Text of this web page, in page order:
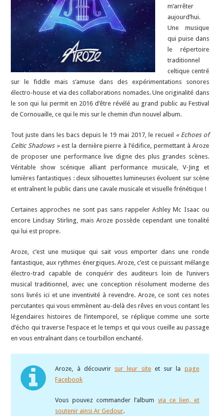
m’arrêter
aujourd’hui.
Une musique
qui puise dans
le répertoire
traditionnel
celtique centré
sur le fiddle mais s’amuse dans des expérimentations sonores
électro-house et via des collaborations nomades. Une originalité dans
le son qui lui permit en 2016 d’être révélé au grand public au Festival
de Cornouaille, ce qui le mis sur le chemin d’un nouvel album.
Tout juste dans les bacs depuis le 19 mai 2017, le recueil « Echoes of
Celtic Shadows »est la dernière pierre à l’édifice, permettant à Aroze
de proposer une performance live digne des plus grandes scènes.
Véritable show scénique alliant performance musicale, V-Jing et
lumières fantastiques : deux silhouettes lumineuses évoluent sur scène
et entraînent le public dans une cavale musicale et visuelle frénétique !
Certaines approches ne sont pas sans rappeler Ashley Mc Isaac ou
encore Lindsay Stirling, mais Aroze possède cependant une tonalité
qui lui est propre.
Aroze, c’est une musique qui sait vous emporter dans une ronde
fantastique, aux rythmes énergiques. Aroze, c’est ce puissant mélange
électro-trad capable de conquérir des auditeurs loin de l’univers
musical traditionnel, avec une conception résolument moderne des
sons livrés ici et une inventivité à revendre. Aroze, ce sont ces notes
percutantes qui vous emmènent au-delà des rêves en vous contant les
légendaires histoires de l’intemporel, se réplique comme une sorte
d’écho qui traverse l’espace et le temps et qui vous cueille au passage
en vous entraînant dans ce tourbillon enchanté.
Aroze, à découvrir sur leur siteet sur la page
Facebook
Vous pouvez commander l’album via ce lien, et
soutenir ainsi Ar Gedour.